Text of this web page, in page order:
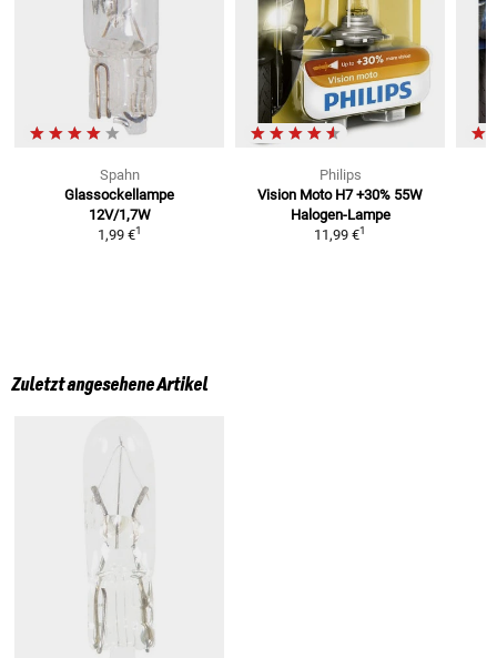
Spahn
Glassockellampe
12V/1,7W
1,99 €1
Philips
Vision Moto H7 +30% 55W
Halogen-Lampe
11,99 €1
Zuletzt angesehene Artikel